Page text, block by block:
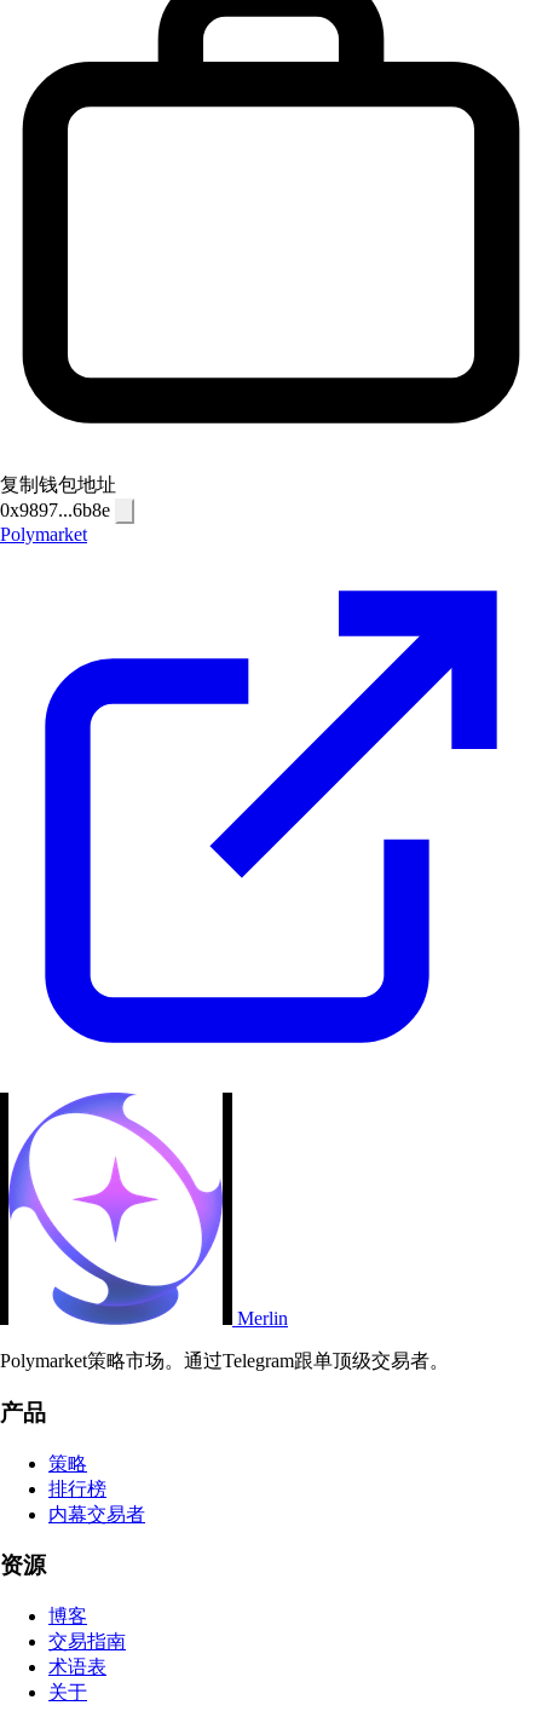
复制钱包地址
0x9897...6b8e
Polymarket
Merlin
Polymarket策略市场。通过Telegram跟单顶级交易者。
产品
策略
排行榜
内幕交易者
资源
博客
交易指南
术语表
关于